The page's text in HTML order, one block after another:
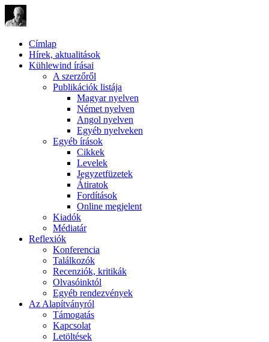
Címlap
Hírek, aktualitások
Kühlewind írásai
A szerzőről
Publikációk listája
Magyar nyelven
Német nyelven
Angol nyelven
Egyéb nyelveken
Egyéb írások
Cikkek
Levelek
Jegyzetfüzetek
Átiratok
Fordítások
Online megjelent
Kiadók
Médiatár
Reflexiók
Konferencia
Találkozók
Recenziók, kritikák
Olvasóinktól
Egyéb rendezvények
Az Alapítványról
Támogatás
Kapcsolat
Letöltések